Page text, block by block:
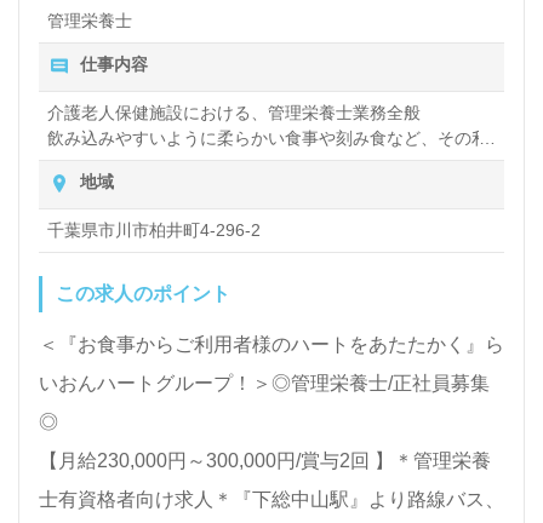
を活かして、お食事からご入居者様に笑顔を添えてみ
ませんか。募集詳細や働き方等、担当コンサルタント
よりご案内します。お問い合わせも遠慮なくお願いし
ます。
医療/福祉業界の正社員/パート求人探しは【ウィルオ
く＊
LINE、メール、お電話などご希望に応じてお問い合
わせ/ご相談可能です。転職相談、求人紹介、年収交
渉など完全無料サービスをご利用いただけます。＜非
公開求人も取扱いあり！＞"転職支援"のプロと一緒に
転職活動！お問い合わせお待ちしております。
管理栄養士
仕事内容
介護老人保健施設における、管理栄養士業務全般
飲み込みやすいように柔らかい食事や刻み食など、その利
用者さんにあった食事の調理・提供など
地域
千葉県市川市柏井町4-296-2
この求人のポイント
＜『お食事からご利用者様のハートをあたたかく』ら
いおんハートグループ！＞◎管理栄養士/正社員募集
◎
【月給230,000円～300,000円/賞与2回 】＊管理栄養
士有資格者向け求人＊『下総中山駅』より路線バス、